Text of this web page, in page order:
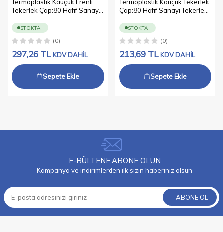
Termoplastik Kauçuk Frenli
Tekerlek Çap:80 Hafif Sanayi
Burçlu Polipropilen Üzeri
Termoplastik Kauçuk Kaplı Gri
Teker
STOKTA
(0)
297,26 TLKDV DAHİL
Sepete Ekle
Termoplastik Kauçuk Tekerlek
Çap:80 Hafif Sanayi Tekerleği
Polipropilen Üzeri
Termoplastik Kauçuk Kaplı Gri
Teker
STOKTA
(0)
213,69TLKDV DAHİL
Sepete Ekle
E-BÜLTENE ABONE OLUN
Kampanya ve indirimlerden ilk sizin haberiniz olsun
ABONE OL